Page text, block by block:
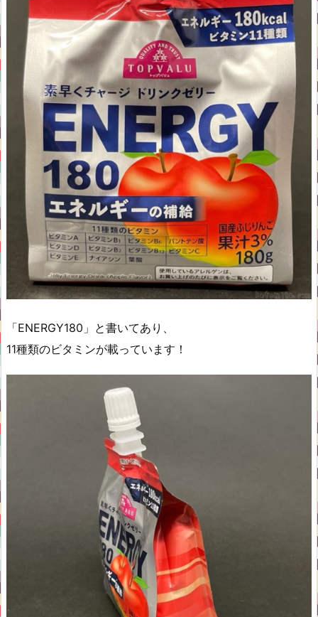
「ENERGY180」と書いてあり、
11種類のビタミンが載っています！